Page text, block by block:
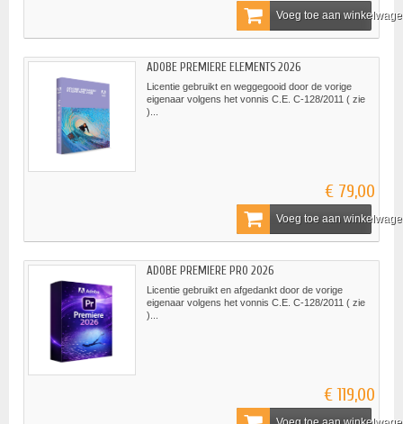
Voeg toe aan
ADOBE PREMIERE ELEMENTS 2026
Licentie gebruikt en weggegooid door de vorige
eigenaar volgens het vonnis C.E. C-128/2011 ( zie
)...
€ 79,00
Voeg toe aan
ADOBE PREMIERE PRO 2026
Licentie gebruikt en afgedankt door de vorige
eigenaar volgens het vonnis C.E. C-128/2011 ( zie
)...
€ 119,00